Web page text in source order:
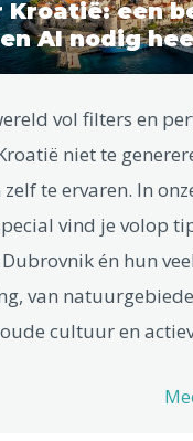
Kroatië: een
AI nodig
vol filters en
niet te
te ervaren. In
vind je volop
én hun
van
cultuur en